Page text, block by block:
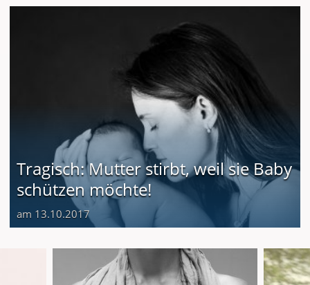
Tragisch: Mutter stirbt, weil sie Baby
schützen möchte!
am 13.10.2017